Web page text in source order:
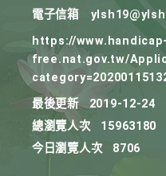
電子信箱
https://www.handicap-
free.nat.gov.tw/
最後更新
2019-12-24
總瀏覽人次
15963180
今日瀏覽人次
8706